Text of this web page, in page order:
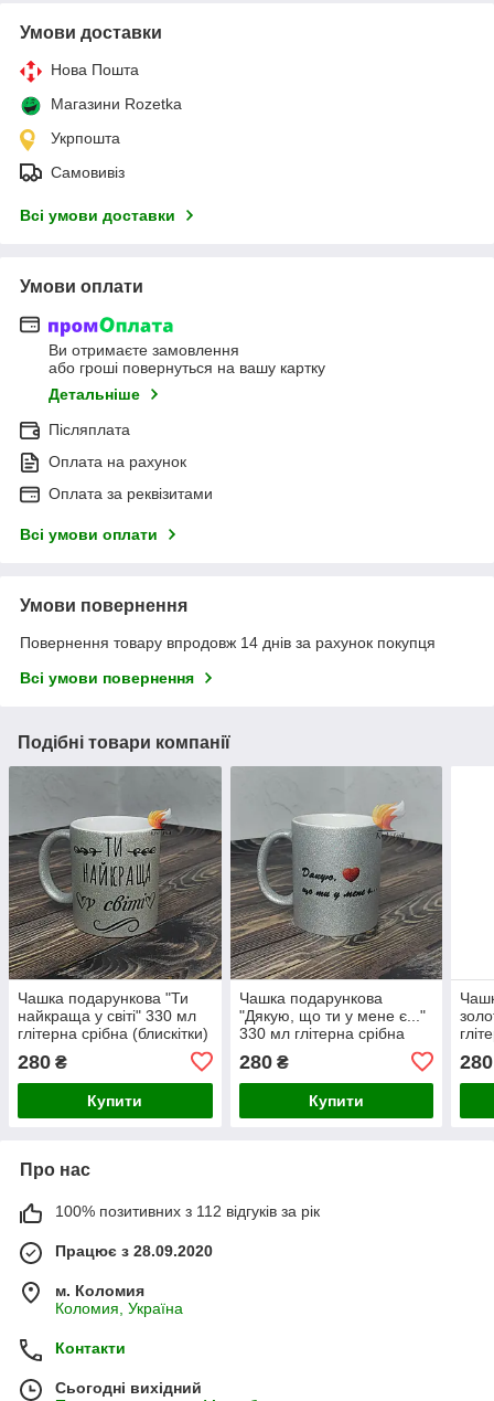
Умови доставки
Нова Пошта
Магазини Rozetka
Укрпошта
Самовивіз
Всі умови доставки
Умови оплати
Ви отримаєте замовлення
або гроші повернуться на вашу картку
Детальніше
Післяплата
Оплата на рахунок
Оплата за реквізитами
Всі умови оплати
Умови повернення
Повернення товару впродовж 14 днів за рахунок покупця
Всі умови повернення
Подібні товари компанії
Чашка подарункова "Ти
найкраща у світі" 330 мл
глітерна срібна (блискітки)
280 ₴
Купити
Чашка подарункова
"Дякую, що ти у мене є..."
330 мл глітерна срібна
280₴
Купити
280
Про нас
100% позитивних з 112 відгуків за рік
Працює з 28.09.2020
м. Коломия
Коломия, Україна
Контакти
Сьогодні вихідний